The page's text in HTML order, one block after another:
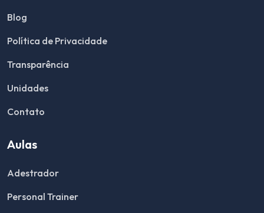
Blog
Política de Privacidade
Transparência
Unidades
Contato
Aulas
Adestrador
Personal Trainer